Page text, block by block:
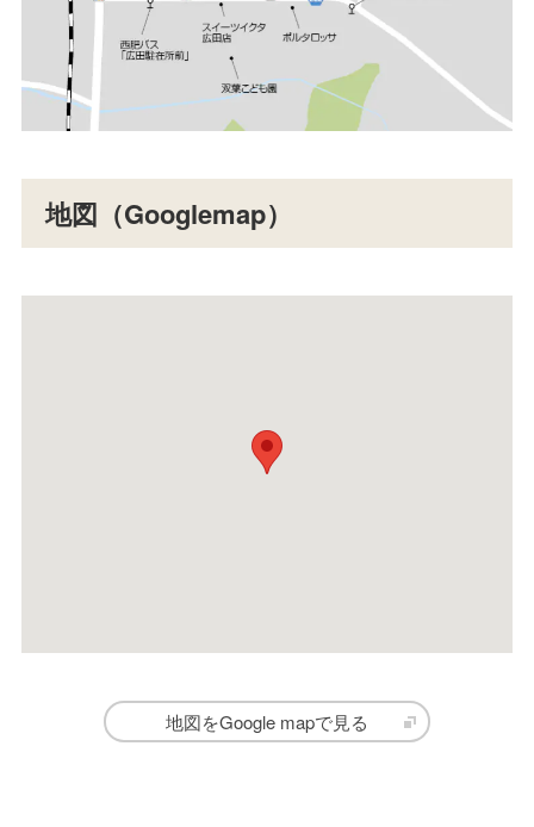
地図（Googlemap）
地図をGoogle mapで見る